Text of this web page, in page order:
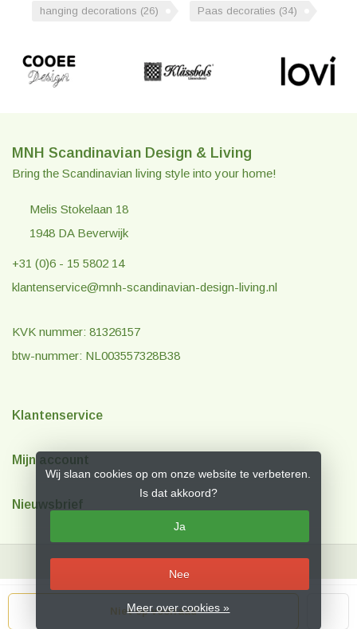
Niet op voorraad
hanging decorations (26) Paas decoraties (34)
MNH Scandinavian Design & Living
Bring the Scandinavian living style into your home!
Melis Stokelaan 18
1948 DA Beverwijk
+31 (0)6 - 15 5802 14
klantenservice@mnh-scandinavian-design-living.nl
KVK nummer: 81326157
btw-nummer: NL003557328B38
Klantenservice
Mijn account
Nieuwsbrief
Wij slaan cookies op om onze website te verbeteren.
Is dat akkoord?
Ja
Nee
Meer over cookies »
- Theme by
- Powered byLightspeed